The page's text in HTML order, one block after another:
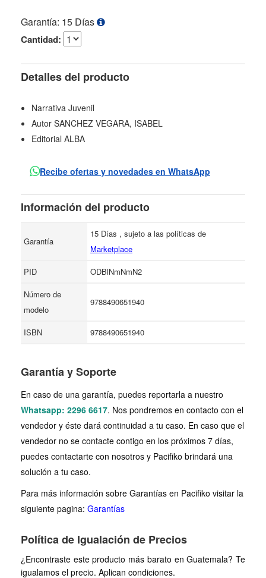
Garantía: 15 Días
Cantidad:
Detalles del producto
Narrativa Juvenil
Autor SANCHEZ VEGARA, ISABEL
Editorial ALBA
Recibe ofertas y novedades en WhatsApp
Información del producto
Garantía
15 Días , sujeto a las políticas de
Marketplace
PID
ODBlNmNmN2
Número de
modelo
9788490651940
ISBN 9788490651940
Garantía y Soporte
En caso de una garantía, puedes reportarla a nuestro
Whatsapp: 2296 6617. Nos pondremos en contacto con el
vendedor y éste dará continuidad a tu caso. En caso que el
vendedor no se contacte contigo en los próximos 7 días,
puedes contactarte con nosotros y Pacifiko brindará una
solución a tu caso.
Para más información sobre Garantías en Pacifiko visitar la
siguiente pagina: Garantías
Política de Igualación de Precios
¿Encontraste este producto más barato en Guatemala? Te
igualamos el precio. Aplican condiciones.